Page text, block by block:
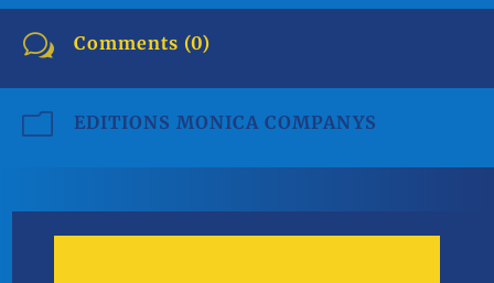
w Comments (0)
m EDITIONS MONICA COMPANYS